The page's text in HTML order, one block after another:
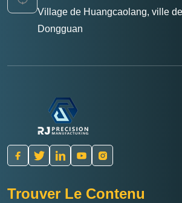
Village de Huangcaolang, ville
Dongguan
Trouver Le Contenu